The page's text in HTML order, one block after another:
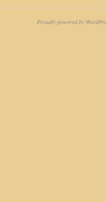
Proudly powered by